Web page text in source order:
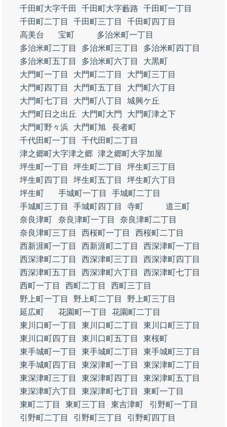
千田町大字千田
千田町大字藪路
千田町一丁目
千田町二丁目
千田町三丁目
千田町四丁目
高美台
宝町
多治米町一丁目
多治米町二丁目
多治米町三丁目
多治米町四丁目
多治米町五丁目
多治米町六丁目
大黒町
大門町一丁目
大門町二丁目
大門町三丁目
大門町四丁目
大門町五丁目
大門町六丁目
大門町七丁目
大門町八丁目
城興ケ丘
大門町日之出丘
大門町大門
大門町津之下
大門町野々浜
大門町旭
長者町
千代田町一丁目
千代田町二丁目
津之郷町大字津之郷 津之郷町大字加屋
坪生町一丁目
坪生町二丁目
坪生町三丁目
坪生町四丁目
坪生町五丁目
坪生町六丁目
坪生町
手城町一丁目
手城町二丁目
手城町三丁目
手城町四丁目 寺町
道三町
奈良津町
奈良津町一丁目
奈良津町二丁目
奈良津町三丁目
西桜町一丁目
西桜町二丁目
西新涯町一丁目
西新涯町二丁目
西深津町一丁目
西深津町二丁目
西深津町三丁目
西深津町四丁目
西深津町五丁目
西深津町六丁目
西深津町七丁目
西町一丁目
西町二丁目
西町三丁目
野上町一丁目
野上町二丁目
野上町三丁目
延広町
花園町一丁目
花園町二丁目
東川口町一丁目
東川口町二丁目
東川口町三丁目
東川口町四丁目
東川口町五丁目
東桜町
東手城町一丁目
東手城町二丁目
東手城町三丁目
東手城町四丁目
東深津町一丁目
東深津町二丁目
東深津町三丁目
東深津町四丁目
東深津町五丁目
東深津町六丁目
東深津町七丁目
東町一丁目
東町二丁目
東町三丁目 東吉津町
引野町一丁目
引野町二丁目
引野町三丁目
引野町四丁目